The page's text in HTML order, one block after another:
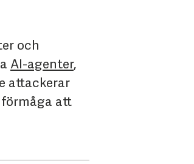
och
AI-agenter,
attackerar
att